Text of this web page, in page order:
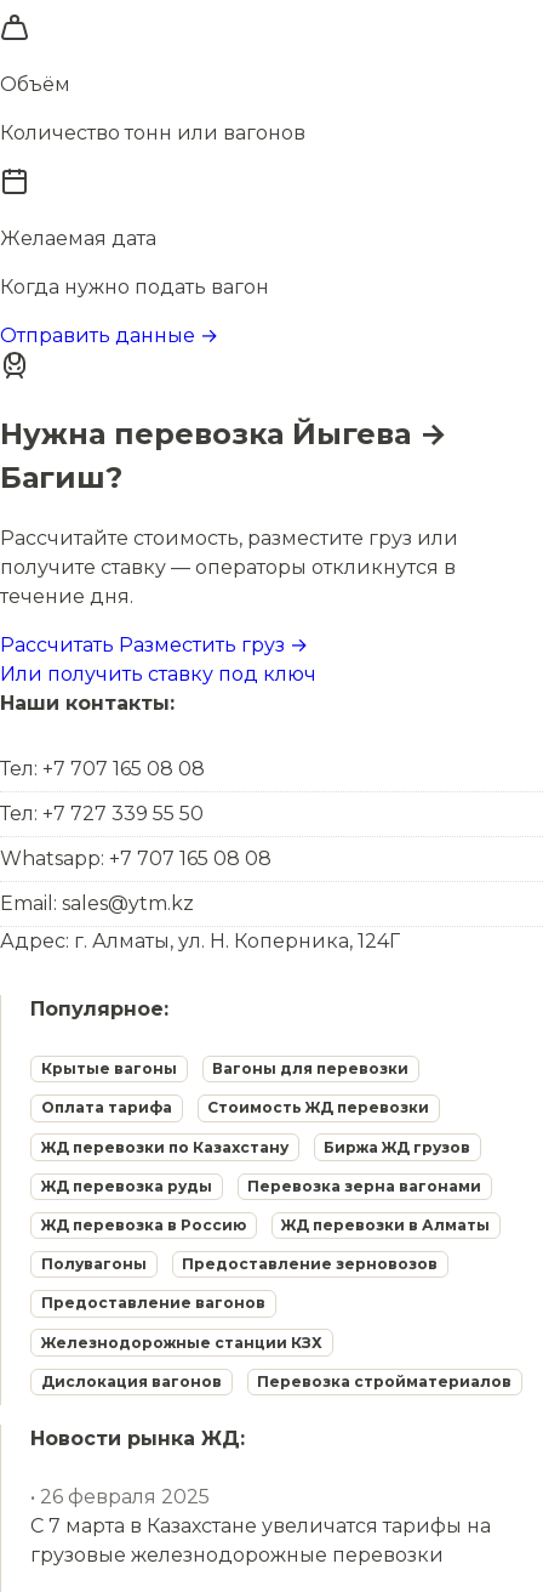
Объём
Количество тонн или вагонов
Желаемая дата
Когда нужно подать вагон
Отправить данные →
Нужна перевозка Йыгева →
Багиш?
Рассчитайте стоимость, разместите груз или
получите ставку — операторы откликнутся в
течение дня.
Рассчитать Разместить груз →
Или получить ставку под ключ
Наши контакты:
Тел: +7 707 165 08 08
Тел: +7 727 339 55 50
Whatsapp: +7 707 165 08 08
Email: sales@ytm.kz
Адрес: г. Алматы, ул. Н. Коперника, 124Г
Популярное:
Крытые вагоны Вагоны для перевозки
Оплата тарифа Стоимость ЖД перевозки
ЖД перевозки по Казахстану Биржа ЖД грузов
ЖД перевозка руды Перевозка зерна вагонами
ЖД перевозка в Россию ЖД перевозки в Алматы
Полувагоны Предоставление зерновозов
Предоставление вагонов
Железнодорожные станции КЗХ
Дислокация вагонов Перевозка стройматериалов
Новости рынка ЖД:
• 26 февраля 2025
С 7 марта в Казахстане увеличатся тарифы на
грузовые железнодорожные перевозки